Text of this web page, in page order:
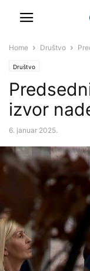
Home Društvo
Društvo
izvor
6. januar 2025.